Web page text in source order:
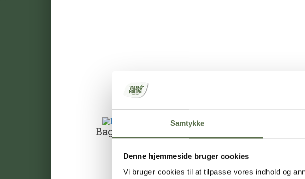
Samtykke
Denne hjemmeside bruger cookies
Vi bruger cookies til at tilpasse vores indhold og
Bageenzym